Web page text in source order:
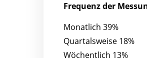
Frequenz der
Monatlich 39%
Quartalsweise 18%
Wöchentlich 13%